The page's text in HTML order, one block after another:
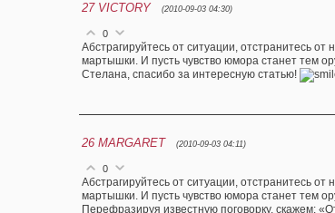
27 VICTORY (2010-09-03 04:30)
0
Абстрагируйтесь от ситуации, отстранитесь
мартышки. И пусть чувство юмора станет тем
Стелана, спасибо за интересную статью!
26 MARGARET (2010-09-03 04:11)
0
Абстрагируйтесь от ситуации, отстранитесь
мартышки. И пусть чувство юмора станет тем
Перефразируя известную поговорку, скажем: